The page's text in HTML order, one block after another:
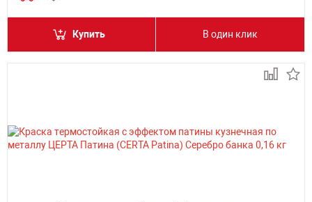
Купить В один клик